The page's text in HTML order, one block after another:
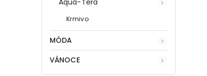
Krmivo
MÓDA
VÁNOCE